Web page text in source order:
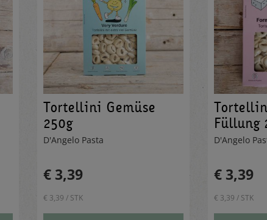
Tortellini Gemüse
250g
D'Angelo Pasta
€ 3,39
€ 3,39 / STK
Füllung
D'Angelo
€ 3,39
€ 3,39 / STK